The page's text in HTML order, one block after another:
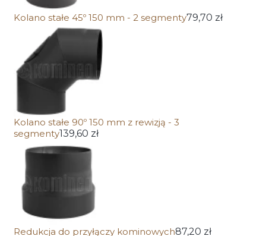
Kolano stałe 45º 150 mm - 2 segmenty79,70 zł
Kolano stałe 90º 150 mm z rewizją - 3
segmenty139,60 zł
Redukcja do przyłączy kominowych87,20 zł